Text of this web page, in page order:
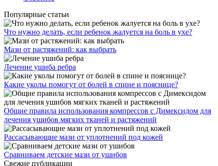
Популярные статьи
Что нужно делать, если ребенок жалуется на боль в ухе?
Мази от растяжений: как выбрать
Лечение ушиба ребра
Какие уколы помогут от болей в спине и пояснице?
Общие правила использования компрессов с Димексидом для
лечения ушибов мягких тканей и растяжений
Рассасывающие мази от уплотнений под кожей
Сравниваем детские мази от ушибов
Свежие публикации